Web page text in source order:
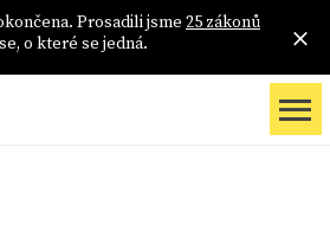
Prosadili jsme 25 zákonů
o které se jedná.